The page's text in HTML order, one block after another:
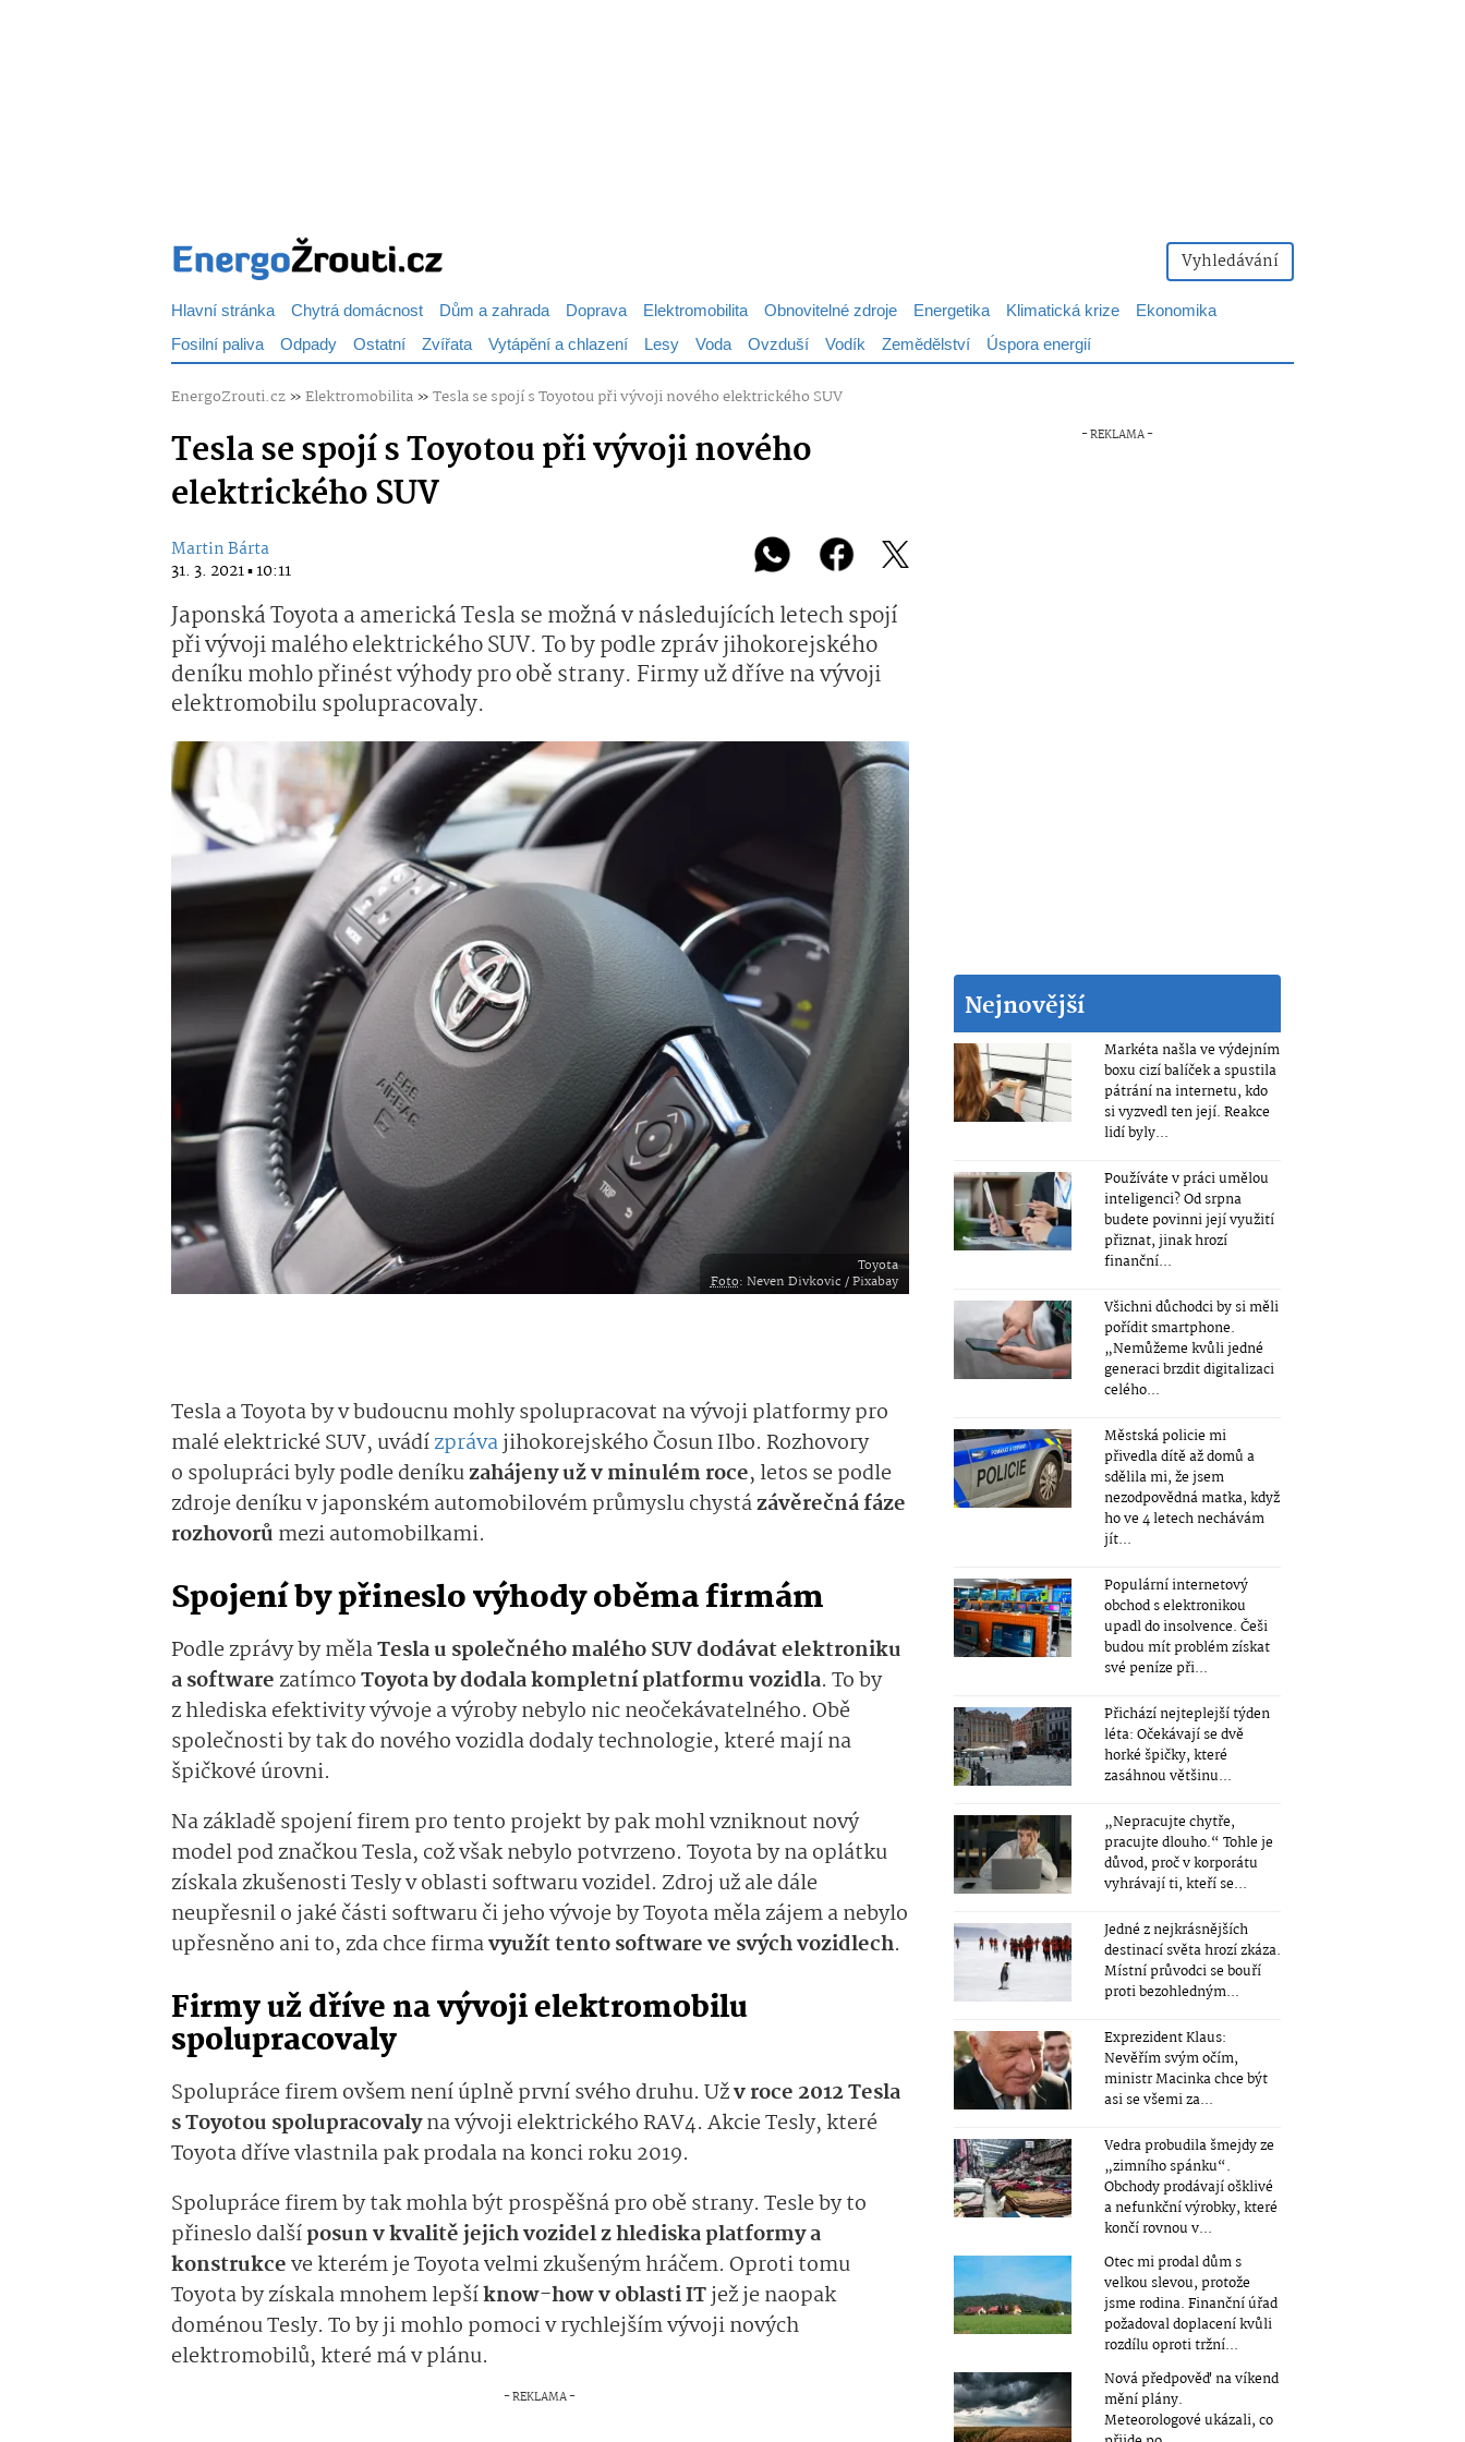
Vyhledávání
Hlavní stránka Chytrá domácnost Dům a zahrada Doprava Elektromobilita Obnovitelné zdroje Energetika Klimatická krize
Ekonomika
Fosilní paliva Odpady Ostatní Zvířata Vytápění a chlazení Lesy Voda Ovzduší Vodík Zemědělství Úspora energií
EnergoZrouti.cz»Elektromobilita»Tesla se spojí s Toyotou při vývoji nového elektrického SUV
Tesla se spojí s Toyotou při vývoji nového
elektrického SUV
Martin Bárta
31. 3. 2021 ▪ 10:11
Japonská Toyota a americká Tesla se možná v následujících letech spojí
při vývoji malého elektrického SUV. To by podle zpráv jihokorejského
deníku mohlo přinést výhody pro obě strany. Firmy už dříve na vývoji
elektromobilu spolupracovaly.
Toyota
Foto: Neven Divkovic / Pixabay
Tesla a Toyota by v budoucnu mohly spolupracovat na vývoji platformy pro
malé elektrické SUV, uvádízprávajihokorejského Čosun Ilbo. Rozhovory
o spolupráci byly podle deníkuzahájeny už v minulém roce, letos se podle
zdroje deníku v japonském automobilovém průmyslu chystázávěrečná fáze
rozhovorů mezi automobilkami.
Spojení by přineslo výhody oběma firmám
Podle zprávy by mělaTesla u společného malého SUV dodávat elektroniku
a software zatímcoToyota by dodala kompletní platformu vozidla. To by
z hlediska efektivity vývoje a výroby nebylo nic neočekávatelného. Obě
společnosti by tak do nového vozidla dodaly technologie, které mají na
špičkové úrovni.
Na základě spojení firem pro tento projekt by pak mohl vzniknout nový
model pod značkou Tesla, což však nebylo potvrzeno. Toyota by na oplátku
získala zkušenosti Tesly v oblasti softwaru vozidel. Zdroj už ale dále
neupřesnil o jaké části softwaru či jeho vývoje by Toyota měla zájem a nebylo
upřesněno ani to, zda chce firmavyužít tento software ve svých vozidlech.
Firmy už dříve na vývoji elektromobilu
spolupracovaly
Spolupráce firem ovšem není úplně první svého druhu. Užv roce 2012 Tesla
s Toyotou spolupracovalyna vývoji elektrického RAV4. Akcie Tesly, které
Toyota dříve vlastnila pak prodala na konci roku 2019.
Spolupráce firem by tak mohla být prospěšná pro obě strany. Tesle by to
přineslo dalšíposun v kvalitě jejich vozidel z hlediska platformy a
konstrukceve kterém je Toyota velmi zkušeným hráčem. Oproti tomu
Toyota by získala mnohem lepšíknow-how v oblasti ITjež je naopak
doménou Tesly. To by ji mohlo pomoci v rychlejším vývoji nových
elektromobilů, které má v plánu.
Nejnovější
Markéta našla ve výdejním
boxu cizí balíček a spustila
pátrání na internetu, kdo
si vyzvedl ten její. Reakce
lidí byly...
Používáte v práci umělou
inteligenci? Od srpna
budete povinni její využití
přiznat, jinak hrozí
finanční...
Všichni důchodci by si měli
pořídit smartphone.
„Nemůžeme kvůli jedné
generaci brzdit digitalizaci
celého...
Městská policie mi
přivedla dítě až domů a
sdělila mi, že jsem
nezodpovědná matka, když
ho ve 4 letech nechávám
jít...
Populární internetový
obchod s elektronikou
upadl do insolvence. Češi
budou mít problém získat
své peníze při...
Přichází nejteplejší týden
léta: Očekávají se dvě
horké špičky, které
zasáhnou většinu...
„Nepracujte chytře,
pracujte dlouho.“ Tohle je
důvod, proč v korporátu
vyhrávají ti, kteří se...
Jedné z nejkrásnějších
destinací světa hrozí zkáza.
Místní průvodci se bouří
proti bezohledným...
Exprezident Klaus:
Nevěřím svým očím,
ministr Macinka chce být
asi se všemi za...
Vedra probudila šmejdy ze
„zimního spánku“.
Obchody prodávají ošklivé
a nefunkční výrobky, které
končí rovnou v...
Otec mi prodal dům s
velkou slevou, protože
jsme rodina. Finanční úřad
požadoval doplacení kvůli
rozdílu oproti tržní...
Nová předpověď na víkend
mění plány.
Meteorologové ukázali, co